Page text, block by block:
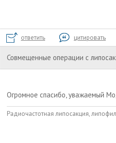
ответить цитировать
Совмещенные операции с
Огромное спасибо, уважаемый
Радиочастотная липосакция,